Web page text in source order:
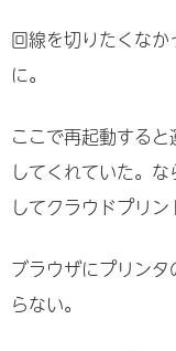
回線を切りたくな
に。
ここで再起動する
してくれていた。
してクラウドプリン
ブラウザにプリン
らない。